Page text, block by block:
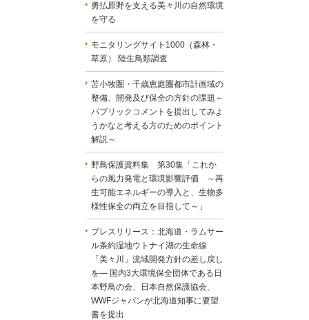
勇払原野を支える美々川の自然環境
を守る
モニタリングサイト1000（森林・
草原） 陸生鳥類調査
苫小牧圏・千歳恵庭圏都市計画域の
整備、開発及び保全の方針の課題～
パブリックコメントを提出してみよ
うかなと考える方のためのポイント
解説～
野鳥保護資料集 第30集「これか
らの風力発電と環境影響評価 ～再
生可能エネルギーの導入と、生物多
様性保全の両立を目指して～」
プレスリリース：北海道・ラムサー
ル条約湿地ウトナイ湖の生命線
「美々川」流域開発方針の差し戻し
を― 国内3大環境保全団体である日
本野鳥の会、日本自然保護協会、
WWFジャパンが北海道知事に要望
書を提出